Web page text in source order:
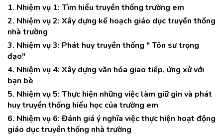
1. Nhiệm vụ 1: Tìm hiểu truyền thống trường em
2. Nhiệm vụ 2: Xây dựng kế hoạch giáo dục truyền thống
nhà trường
3. Nhiệm vụ 3: Phát huy truyền thống " Tôn sư trọng
đạo"
4. Nhiệm vụ 4: Xây dựng văn hóa giao tiếp, ứng xử với
bạn bè
5. Nhiệm vụ 5: Thực hiện những việc làm giữ gìn và phát
huy truyền thống hiếu học của trường em
6. Nhiệm vụ 6: Đánh giá ý nghĩa việc thực hiện hoạt động
giáo dục truyền thống nhà trường